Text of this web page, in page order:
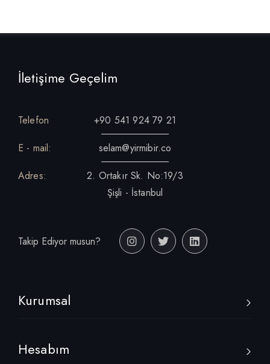
İletişime Geçelim
Telefon
+90 541 924 79 21
E - mail:
selam@yirmibir.co
Adres:
2. Ortakır Sk. No:19/3
Şişli - İstanbul
Takip Ediyor musun?
Kurumsal
Hesabım